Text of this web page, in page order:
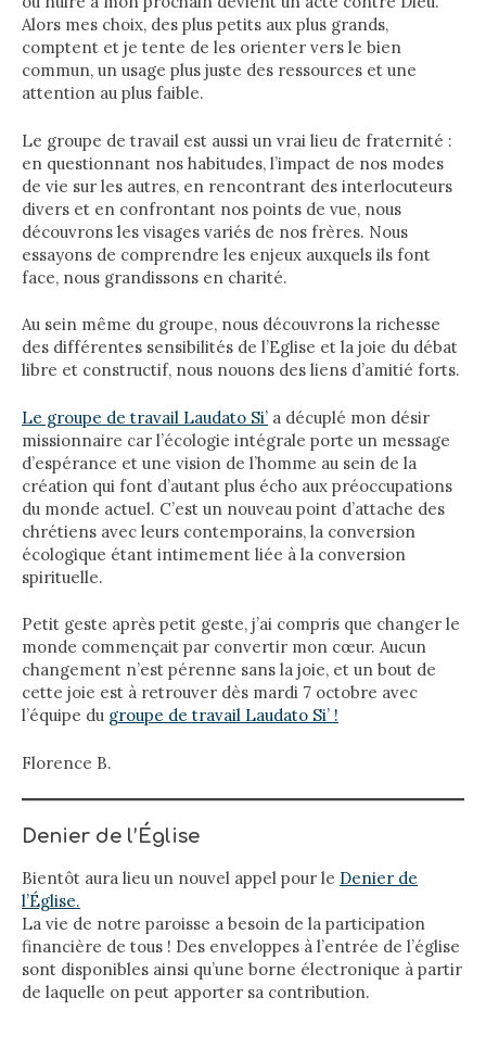
Alors mes choix, des plus petits aux plus grands,
comptent et je tente de les orienter vers le bien
commun, un usage plus juste des ressources et une
attention au plus faible.
Le groupe de travail est aussi un vrai lieu de fraternité :
en questionnant nos habitudes, l’impact de nos modes
de vie sur les autres, en rencontrant des interlocuteurs
divers et en confrontant nos points de vue, nous
découvrons les visages variés de nos frères. Nous
essayons de comprendre les enjeux auxquels ils font
face, nous grandissons en charité.
Au sein même du groupe, nous découvrons la richesse
des différentes sensibilités de l’Eglise et la joie du débat
libre et constructif, nous nouons des liens d’amitié forts.
Le groupe de travail Laudato Si’ a décuplé mon désir
missionnaire car l’écologie intégrale porte un message
d’espérance et une vision de l’homme au sein de la
création qui font d’autant plus écho aux préoccupations
du monde actuel. C’est un nouveau point d’attache des
chrétiens avec leurs contemporains, la conversion
écologique étant intimement liée à la conversion
spirituelle.
Petit geste après petit geste, j’ai compris que changer le
monde commençait par convertir mon cœur. Aucun
changement n’est pérenne sans la joie, et un bout de
cette joie est à retrouver dès mardi 7 octobre avec
l’équipe du groupe de travail Laudato Si’ !
Florence B.
Denier de l’Église
Bientôt aura lieu un nouvel appel pour le Denier de
l’Église.
La vie de notre paroisse a besoin de la participation
financière de tous ! Des enveloppes à l’entrée de l’église
sont disponibles ainsi qu’une borne électronique à partir
de laquelle on peut apporter sa contribution.